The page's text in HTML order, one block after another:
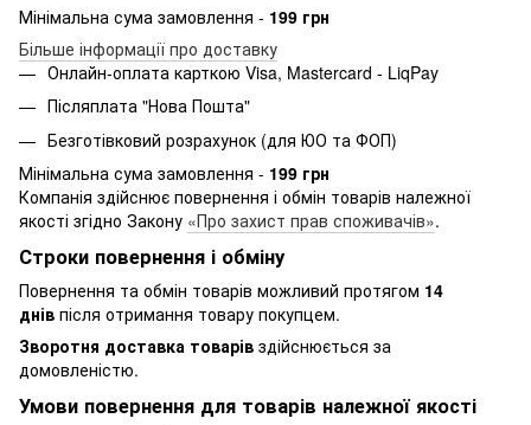
Мінімальна сума замовлення - 199 грн
Більше інформації про доставку
Онлайн-оплата карткою Visa, Mastercard - LiqPay
Післяплата "Нова Пошта"
Безготівковий розрахунок (для ЮО та ФОП)
Мінімальна сума замовлення - 199 грн
Компанія здійснює повернення і обмін товарів належної
якості згідно Закону «Про захист прав споживачів».
Строки повернення і обміну
Повернення та обмін товарів можливий протягом 14
днів після отримання товару покупцем.
Зворотня доставка товарів здійснюється за
домовленістю.
Умови повернення для товарів належної якості